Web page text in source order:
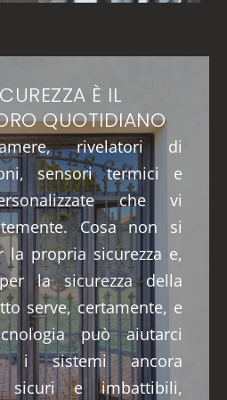
È IL
QUOTIDIANO
rivelatori di
sensori termici e
che vi
Cosa non si
la propria sicurezza e,
la sicurezza della
serve, certamente, e
può aiutarci
i sistemi ancora
sicuri e imbattibili,